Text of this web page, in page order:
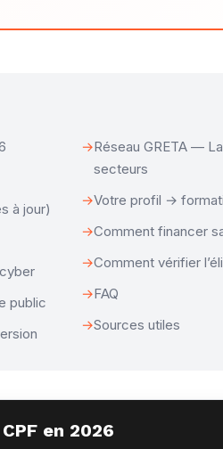
à jour)
public
Réseau GRETA —
secteurs
Votre profil →
Comment financer
Comment vérifier
FAQ
Sources utiles
en 2026